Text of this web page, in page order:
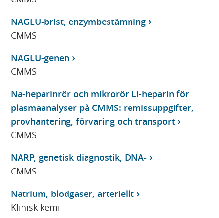
NAGLU-brist, enzymbestämning
CMMS
NAGLU-genen
CMMS
Na-heparinrör och mikrorör Li-heparin för
plasmaanalyser på CMMS: remissuppgifter,
provhantering, förvaring och transport
CMMS
NARP, genetisk diagnostik, DNA-
CMMS
Natrium, blodgaser, arteriellt
Klinisk kemi